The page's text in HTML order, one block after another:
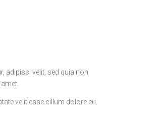
adipisci velit, sed quia non
velit esse cillum dolore eu